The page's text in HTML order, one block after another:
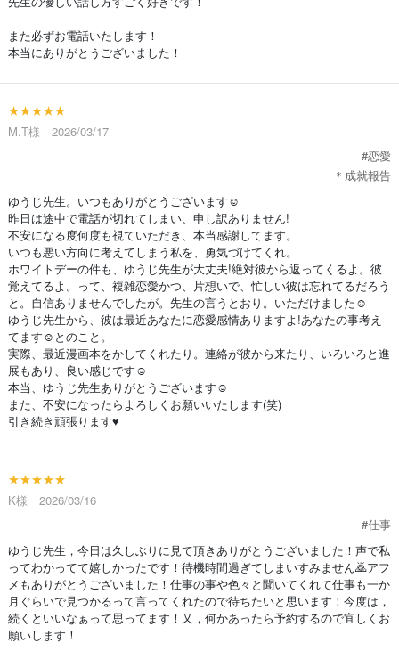
また必ずお電話いたします！
本当にありがとうございました！
★★★★★
M.T様 2026/03/17
#恋愛
＊成就報告
ゆうじ先生。いつもありがとうございます☺
昨日は途中で電話が切れてしまい、申し訳ありません!
不安になる度何度も視ていただき、本当感謝してます。
いつも悪い方向に考えてしまう私を、勇気づけてくれ。
ホワイトデーの件も、ゆうじ先生が大丈夫!絶対彼から返ってくるよ。彼
覚えてるよ。って、複雑恋愛かつ、片想いで、忙しい彼は忘れてるだろう
と。自信ありませんでしたが。先生の言うとおり。いただけました☺
ゆうじ先生から、彼は最近あなたに恋愛感情ありますよ!あなたの事考え
てます☺とのこと。
実際、最近漫画本をかしてくれたり。連絡が彼から来たり、いろいろと進
展もあり、良い感じです☺
本当、ゆうじ先生ありがとうございます☺
また、不安になったらよろしくお願いいたします(笑)
引き続き頑張ります♥️
★★★★★
K様 2026/03/16
#仕事
ゆうじ先生，今日は久しぶりに見て頂きありがとうございました！声で私
ってわかってて嬉しかったです！待機時間過ぎてしまいすみません🙇アフ
メもありがとうございました！仕事の事や色々と聞いてくれて仕事も一か
月ぐらいで見つかるって言ってくれたので待ちたいと思います！今度は，
続くといいなぁって思ってます！又，何かあったら予約するので宜しくお
願いします！